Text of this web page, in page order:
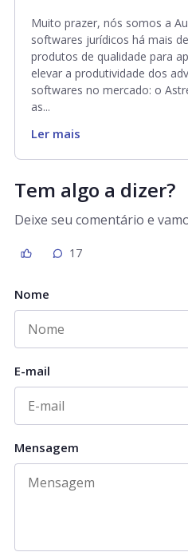
Muito prazer, nós somos a
softwares jurídicos há mais
produtos de qualidade para
elevar a produtividade dos
softwares no mercado: o
as...
Ler mais
Tem algo a dizer?
Deixe seu comentário e
17
Nome
E-mail
Mensagem